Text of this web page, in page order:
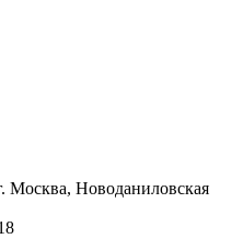
Москва, Новоданиловская